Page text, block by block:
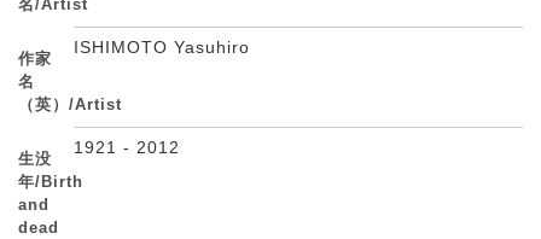
名/Artist
作家
名
（英）/Artist
ISHIMOTO Yasuhiro
生没
年/Birth
and
dead
1921 - 2012